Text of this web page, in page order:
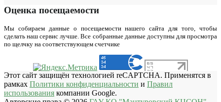
Оценка посещаемости
Мы собираем данные о посещаемости нашего сайта для того, чтобы
сделать наш сервис лучше. Все собранные данные доступны для просмотра
по щелчку на соответствующем счетчике
Этот сайт защищён технологией reCAPTCHA. Применятся в
рамках Политики конфиденциальности и Правил
использования компании Google.